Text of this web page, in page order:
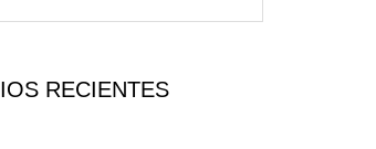
RECIENTES